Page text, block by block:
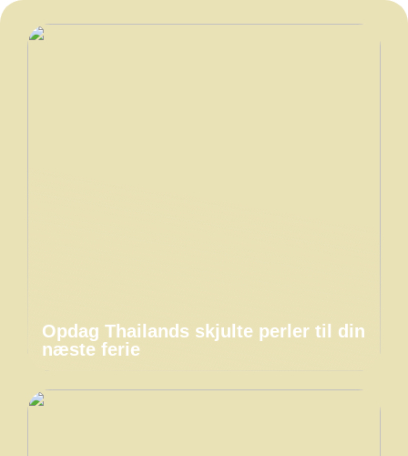
Opdag Thailands skjulte perler til din
næste ferie